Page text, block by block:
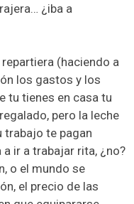
¿iba a
(haciendo a
los gastos y los
tu tienes en casa tu
pero la leche
trabajo te pagan
ir a trabajar rita, ¿no?
o el mundo se
el precio de las